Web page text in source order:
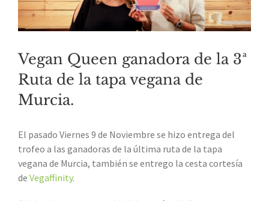
Vegan Queen ganadora de la 3ª
Ruta de la tapa vegana de
Murcia.
El pasado Viernes 9 de Noviembre se hizo entrega del
trofeo a las ganadoras de la última ruta de la tapa
vegana de Murcia, también se entrego la cesta cortesía
de Vegaffinity.